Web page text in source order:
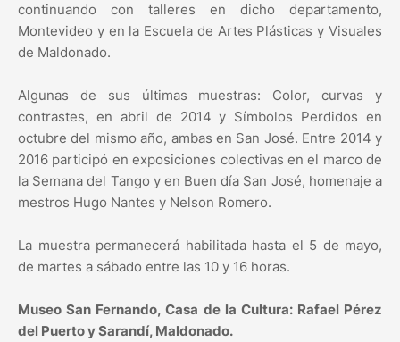
continuando con talleres en dicho departamento,
Montevideo y en la Escuela de Artes Plásticas y Visuales
de Maldonado.
Algunas de sus últimas muestras: Color, curvas y
contrastes, en abril de 2014 y Símbolos Perdidos en
octubre del mismo año, ambas en San José. Entre 2014 y
2016 participó en exposiciones colectivas en el marco de
la Semana del Tango y en Buen día San José, homenaje a
mestros Hugo Nantes y Nelson Romero.
La muestra permanecerá habilitada hasta el 5 de mayo,
de martes a sábado entre las 10 y 16 horas.
Museo San Fernando, Casa de la Cultura: Rafael Pérez
del Puerto y Sarandí, Maldonado.